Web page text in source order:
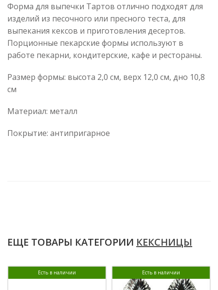
Форма для выпечки Тартов отлично подходят для
изделий из песочного или пресного теста, для
выпекания кексов и приготовления десертов.
Порционные пекарские формы используют в
работе пекарни, кондитерские, кафе и рестораны.
Размер формы: высота 2,0 см, верх 12,0 см, дно 10,8
см
Материал: металл
Покрытие: антипригарное
ЕЩЕ ТОВАРЫ КАТЕГОРИИ КЕКСНИЦЫ
Есть в наличии Есть в наличии